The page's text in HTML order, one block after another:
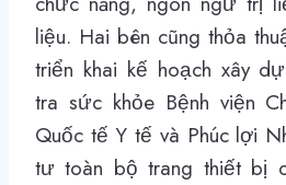
liệu. Hai bên cũng thỏa
triển khai kế hoạch xây
tra sức khỏe Bệnh viện
Quốc tế Y tế và Phúc lợi
tư toàn bộ trang thiết bị